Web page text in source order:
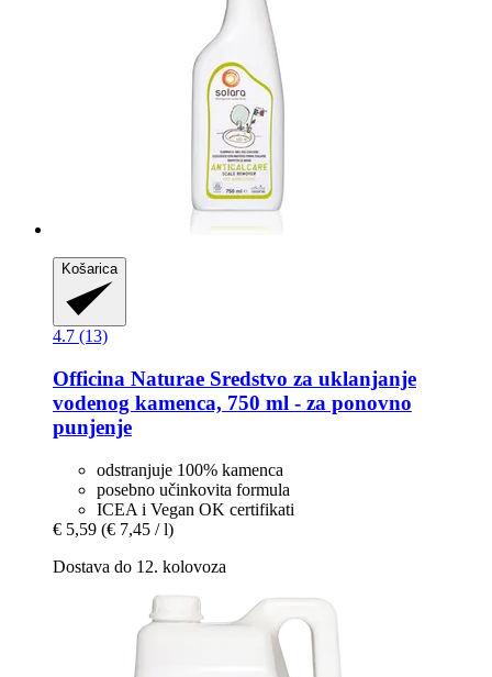
Košarica
4.7 (13)
Officina Naturae Sredstvo za uklanjanje
vodenog kamenca, 750 ml -​ za ponovno
punjenje
odstranjuje 100% kamenca
posebno učinkovita formula
ICEA i Vegan OK certifikati
€ 5,59 (€ 7,45 / l)
Dostava do 12. kolovoza